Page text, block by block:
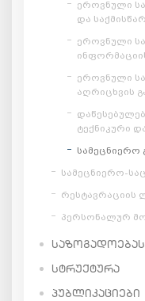
ეროვნული
და
ეროვნული
ეროვნული
აღრიცხვის
ტექნიკური
სამეცნიერო
სამეცნიერო-
რესტავრაციის
პერსონალურ
ᲡᲢᲠᲣᲥᲢᲣᲠᲐ
ᲞᲣᲑᲚᲘᲙᲐᲪᲘᲔᲑᲘ